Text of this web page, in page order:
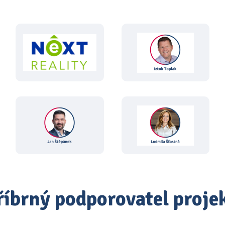
podporovatel